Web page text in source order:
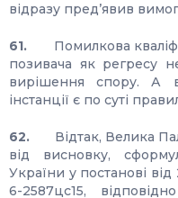
відразу пред’явив
61. Помилкова
позивача як регресу
вирішення спору. А
інстанції є по суті
62. Відтак, Велика
від висновку,
України у постанові
6-2587цс15,